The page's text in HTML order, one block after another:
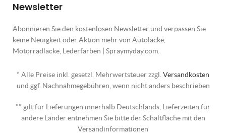
Newsletter
Abonnieren Sie den kostenlosen Newsletter und verpassen Sie
keine Neuigkeit oder Aktion mehr von Autolacke,
Motorradlacke, Lederfarben | Spraymyday.com.
* Alle Preise inkl. gesetzl. Mehrwertsteuer zzgl.Versandkosten
und ggf. Nachnahmegebühren, wenn nicht anders beschrieben
** gilt für Lieferungen innerhalb Deutschlands, Lieferzeiten für
andere Länder entnehmen Sie bitte der Schaltfläche mit den
Versandinformationen